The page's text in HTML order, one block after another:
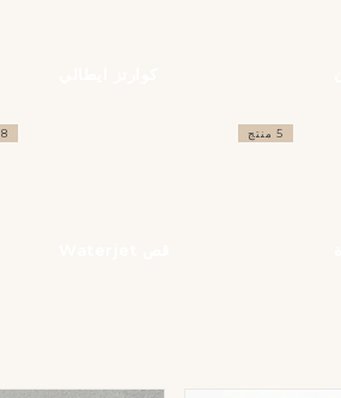
5 منتج 18